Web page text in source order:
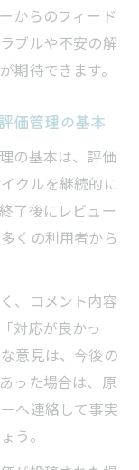
で他社と差
合との差別
るための効
なるポイン
で見つける
価がカギとな
一歩は評価
る改善点と
からのフィード
ブルや不安の解
期待できます。
価管理の基本
の基本は、評価
クルを継続的に
了後にレビュー
くの利用者から
、コメント内容
対応が良かっ
意見は、今後の
った場合は、原
へ連絡して事実
う。